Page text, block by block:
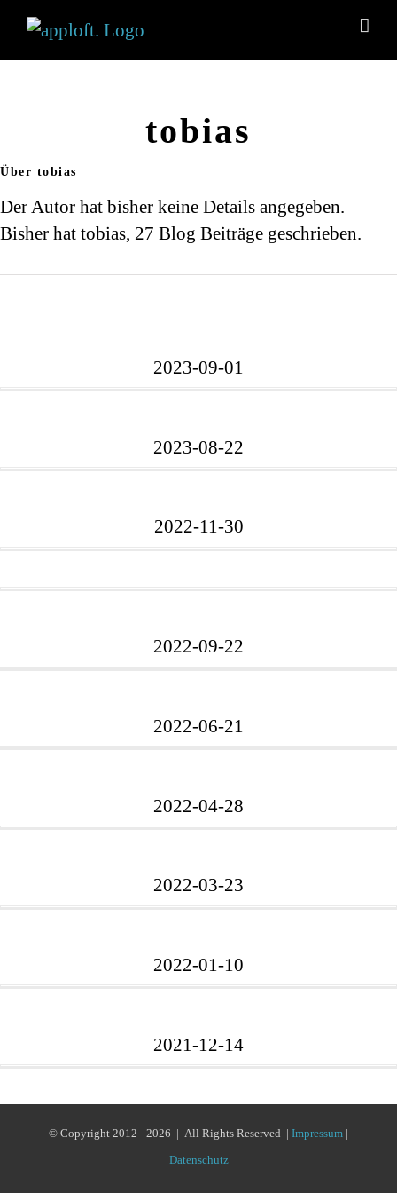
Zum
Inhalt
springen
tobias
Über tobias
Der Autor hat bisher keine Details angegeben.
Bisher hat tobias, 27 Blog Beiträge geschrieben.
2023-09-01
2023-08-22
2022-11-30
2022-09-22
2022-06-21
2022-04-28
2022-03-23
2022-01-10
2021-12-14
© Copyright 2012 - 2026 | All Rights Reserved | Impressum |
Datenschutz